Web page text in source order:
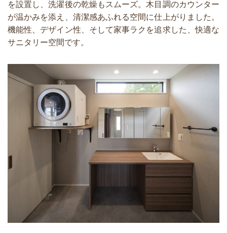
を設置し、洗濯後の乾燥もスムーズ。木目調のカウンター
が温かみを添え、清潔感あふれる空間に仕上がりました。
機能性、デザイン性、そして家事ラクを追求した、快適な
サニタリー空間です。